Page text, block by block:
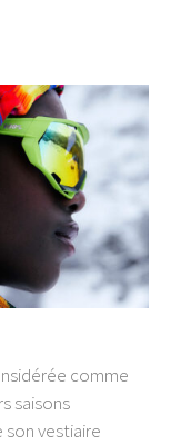
comme
saisons
son vestiaire